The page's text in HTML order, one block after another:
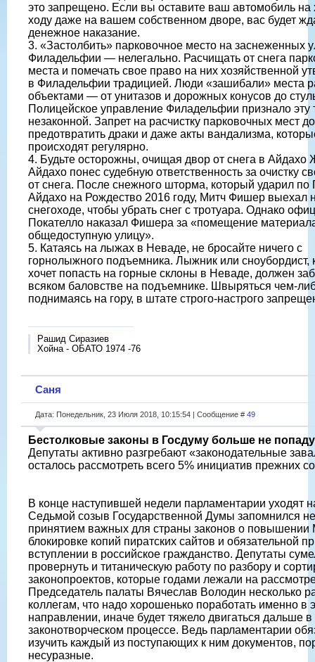
это запрещено. Если вы оставите ваш автомобиль на
ходу даже на вашем собственном дворе, вас будет
денежное наказание.
3. «Застолбить» парковочное место на заснеженных
Филадельфии — нелегально. Расчищать от снега
места и помечать свое право на них хозяйственной
в Филадельфии традицией. Люди «зашибали» места
объектами — от унитазов и дорожных конусов до
Полицейское управление Филадельфии признало эту
незаконной. Запрет на расчистку парковочных мест
предотвратить драки и даже акты вандализма,
происходят регулярно.
4. Будьте осторожны, очищая двор от снега в Айдахо
Айдахо понес судебную ответственность за очистку
от снега. После снежного шторма, который ударил по
Айдахо на Рождество 2016 году, Митч Фишер выехал
снегоходе, чтобы убрать снег с тротуара. Однако
Покателло наказал Фишера за «помещение
общедоступную улицу».
5. Катаясь на лыжах в Неваде, не бросайте ничего с
горнолыжного подъемника. Лыжник или сноубордист,
хочет попасть на горные склоны в Неваде, должен
всяком баловстве на подъемнике. Швыряться чем-
поднимаясь на гору, в штате строго-настрого
Рашид Сиразиев
Хойна - ОБАТО 1974 -76
Саня
Дата: Понедельник, 23 Июля 2018, 10:15:54 | Сообщение # 49
Бестолковые законы в Госдуму больше не
Депутаты активно разгребают «законодательные
осталось рассмотреть всего 5% инициатив прежних
В конце наступившей недели парламентарии уходят
Седьмой созыв Государственной Думы запомнился
принятием важных для страны законов о
блокировке копий пиратских сайтов и обязательной
вступлении в российское гражданство. Депутаты
провернуть и титаническую работу по разбору и
законопроектов, которые годами лежали на
Председатель палаты Вячеслав Володин несколько
коллегам, что надо хорошенько поработать именно в
направлении, иначе будет тяжело двигаться дальше в
законотворческом процессе. Ведь парламентарии
изучить каждый из поступающих к ним документов,
несуразные.